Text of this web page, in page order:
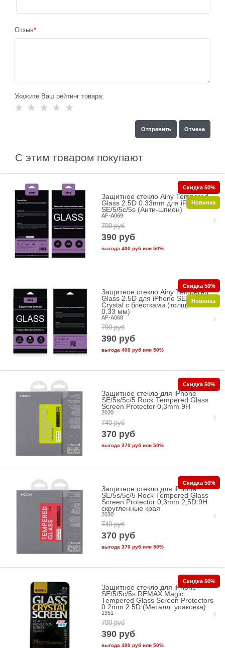
Отзыв
Укажите Ваш рейтинг товара:
С этим товаром покупают
Защитное стекло Ainy Tempered
Glass 2.5D 0.33mm для iPhone
SE/5/5c/5s (Анти-шпион)
AF-A069
790 руб
390 руб
выгода 400 рубили 50%
Скидка 50%
Новинка
Защитное стекло Ainy Tempered
Glass 2.5D для iPhone SE/5/5c/5s
Crystal с блестками (толщина
0.33 мм)
AF-A068
790 руб
390 руб
выгода 400 рубили 50%
Скидка 50%
Новинка
Защитное стекло для iPhone
SE/5s/5с/5 Rock Tempered Glass
Screen Protector 0,3mm 9H
2020
740 руб
370 руб
выгода 370 рубили 50%
Скидка 50%
Защитное стекло для iPhone
SE/5s/5с/5 Rock Tempered Glass
Screen Protector 0,3mm 2,5D 9H
скругленные края
2030
740 руб
370 руб
выгода 370 рубили 50%
Скидка 50%
Защитное стекло для iPhone
SE/5/5c/5s REMAX Magic
Tempered Glass Screen Protectors
0.2mm 2.5D (Металл. упаковка)
1351
790 руб
390 руб
выгода 400 рубили 50%
Скидка 50%